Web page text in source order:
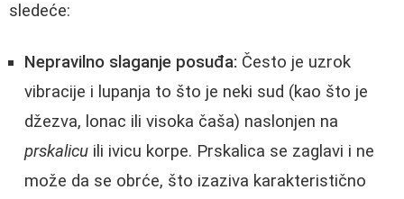
sledeće:
Nepravilno slaganje posuđa: Često je uzrok
vibracije i lupanja to što je neki sud (kao što je
džezva, lonac ili visoka čaša) naslonjen na
prskalicu ili ivicu korpe. Prskalica se zaglavi i ne
može da se obrće, što izaziva karakteristično